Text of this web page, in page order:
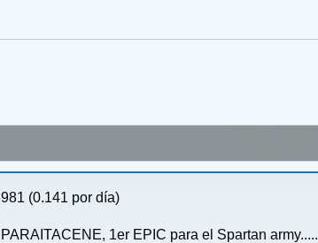
981 (0.141 por día)
PARAITACENE, 1er EPIC para el Spartan army.....